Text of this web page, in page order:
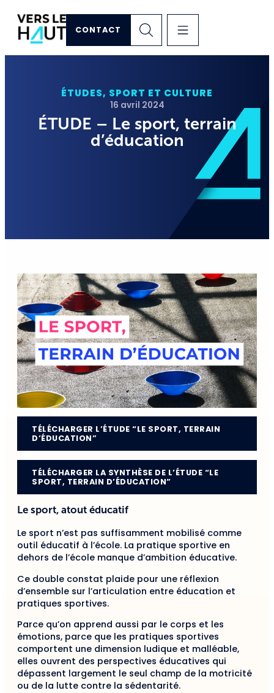
CONTACT
ÉTUDES, SPORT ET CULTURE
16 avril 2024
ÉTUDE – Le sport, terrain
d’éducation
TÉLÉCHARGER L’ÉTUDE “LE SPORT, TERRAIN
D’ÉDUCATION”
TÉLÉCHARGER LA SYNTHÈSE DE L’ÉTUDE “LE
SPORT, TERRAIN D’ÉDUCATION”
Le sport, atout éducatif
Le sport n’est pas suffisamment mobilisé comme
outil éducatif à l’école. La pratique sportive en
dehors de l’école manque d’ambition éducative.
Ce double constat plaide pour une réflexion
d’ensemble sur l’articulation entre éducation et
pratiques sportives.
Parce qu’on apprend aussi par le corps et les
émotions, parce que les pratiques sportives
comportent une dimension ludique et malléable,
elles ouvrent des perspectives éducatives qui
dépassent largement le seul champ de la motricité
ou de la lutte contre la sédentarité.